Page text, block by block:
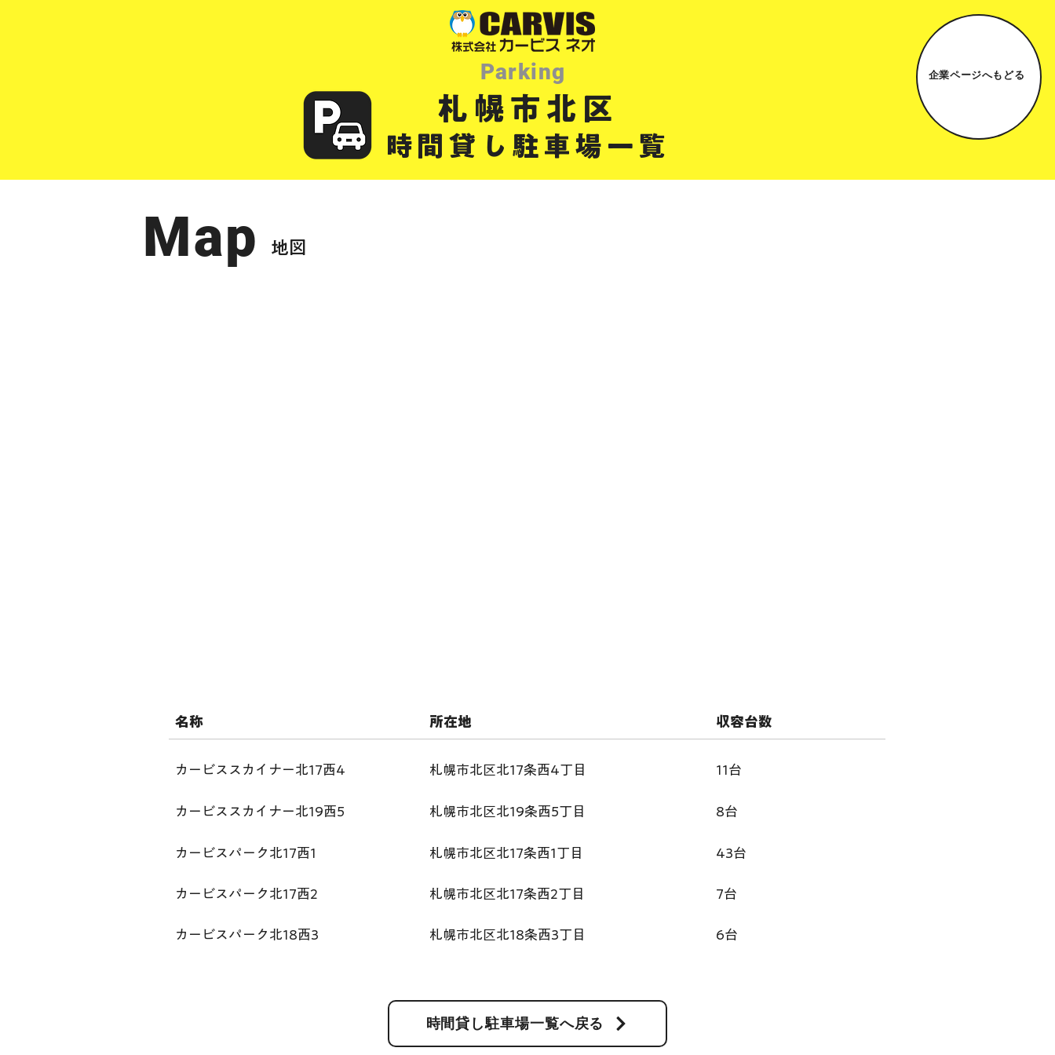
Parking
札幌市北区
時間貸し駐車場一覧
企業ページへもどる
Map ​地図
名称 ​所在地 ​収容台数
カービススカイナー北17西4
カービススカイナー北19西5
カービスパーク北17西1
カービスパーク北17西2
カービスパーク北18西3
札幌市北区北17条西4丁目
札幌市北区北19条西5丁目
札幌市北区北17条西1丁目
札幌市北区北17条西2丁目
札幌市北区北18条西3丁目
11台
8台
43台
7台
6台
時間貸し駐車場一覧へ戻る